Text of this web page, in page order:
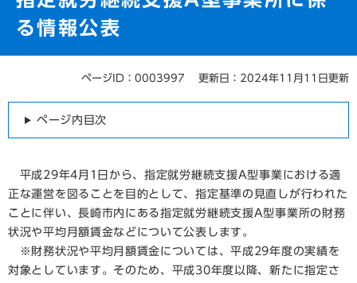
る情報公表
ページID：0003997 更新日：2024年11月11日更新
ページ内目次
平成29年4月1日から、指定就労継続支援A型事業における適
正な運営を図ることを目的として、指定基準の見直しが行われた
ことに伴い、長崎市内にある指定就労継続支援A型事業所の財務
状況や平均月額賃金などについて公表します。
※財務状況や平均月額賃金については、平成29年度の実績を
対象としています。そのため、平成30年度以降、新たに指定さ